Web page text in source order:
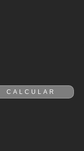
ALTERAR CEP
CALCULAR